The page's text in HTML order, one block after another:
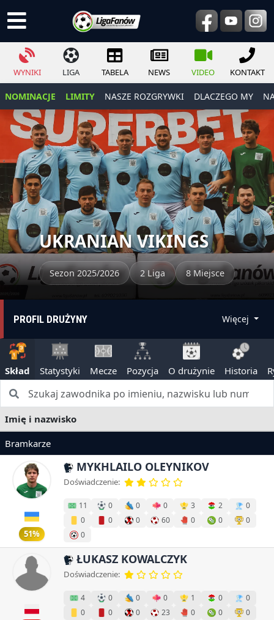
WYNIKI LIGA TABELA NEWS VIDEO KONTAKT
NOMINACJE LIMITY NASZE ROZGRYWKI DLACZEGO MY
UKRANIAN VIKINGS
Sezon 2025/2026 2 Liga 8 Miejsce
PROFIL DRUŻYNY Więcej
Skład Statystyki Mecze Pozycja O drużynie Historia
Imię i nazwisko
Bramkarze
51%
MYKHLAILO OLEYNIKOV
Doświadczenie:
11 0 0 0 3 2
0
0
0 0 60 0 0
0
0
ŁUKASZ KOWALCZYK
Doświadczenie:
4 0 0 0 1 0
0
0
0 0 23 0 0
0